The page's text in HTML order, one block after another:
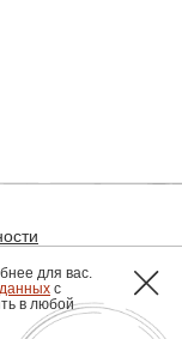
cookie
для вас.
с
в любой